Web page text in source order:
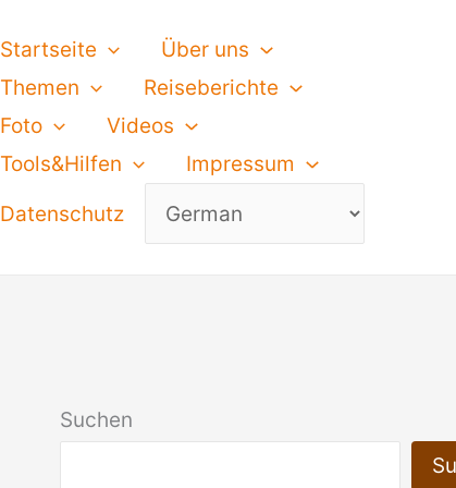
Startseite
Über uns
Themen
Reiseberichte
Foto
Videos
Tools&Hilfen
Impressum
Datenschutz
Suchen